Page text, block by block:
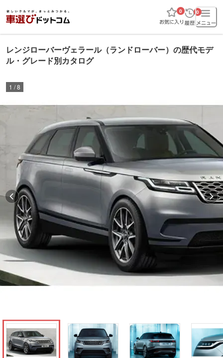
0 0
レンジローバーヴェラール（ランドローバー）の歴代モデ
ル・グレード別カタログ
1 /8